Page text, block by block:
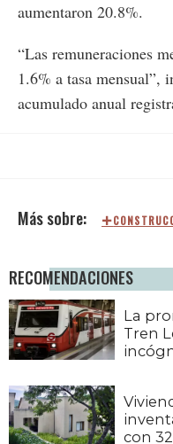
aumentaron 20.8%.
“Las remuneraciones
1.6% a tasa mensual”,
acumulado anual
RECOMENDACIONES
La
Tren
con